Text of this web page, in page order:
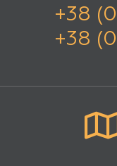
+38
+38